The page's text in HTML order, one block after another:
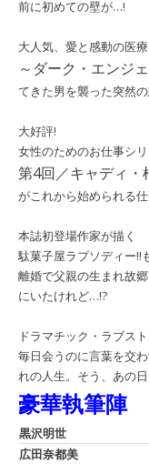
前に初めての壁が…!
大人気、愛と感動の医
～ダーク・エンジ
てきた男を襲った突然
大好評!
女性のためのお仕事シ
第4回／キャディ・
がこれから始められる
本誌初登場作家が描く
駄菓子屋ラプソディー!!
離婚で父親の生まれ故
にいたけれど…!?
ドラマチック・ラブス
毎日会うのに言葉を交
れの人生。そう、あの日
豪華執筆陣
黒沢明世
広田奈都美